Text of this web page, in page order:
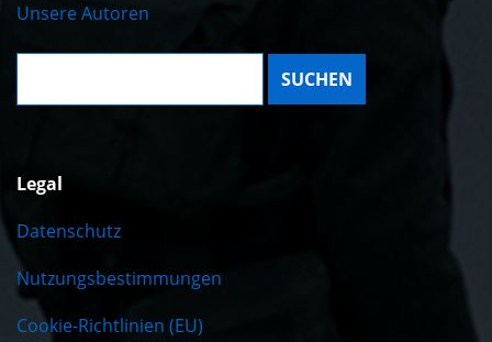
Unsere Autoren
Suche:
Legal
Datenschutz
Nutzungsbestimmungen
Cookie-Richtlinien (EU)